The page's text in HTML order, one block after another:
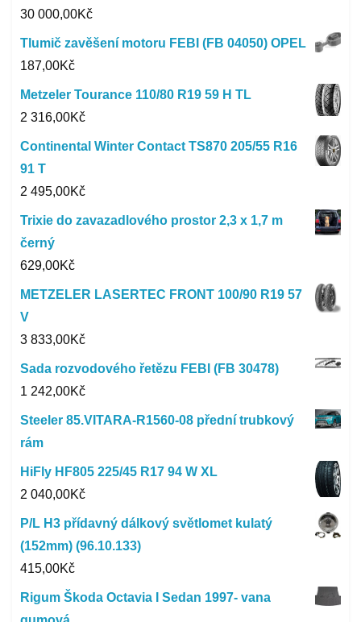
30 000,00Kč
Tlumič zavěšení motoru FEBI (FB 04050) OPEL
187,00Kč
Metzeler Tourance 110/80 R19 59 H TL
2 316,00Kč
Continental Winter Contact TS870 205/55 R16
91 T
2 495,00Kč
Trixie do zavazadlového prostor 2,3 x 1,7 m
černý
629,00Kč
METZELER LASERTEC FRONT 100/90 R19 57
V
3 833,00Kč
Sada rozvodového řetězu FEBI (FB 30478)
1 242,00Kč
Steeler 85.VITARA-R1560-08 přední trubkový
rám
HiFly HF805 225/45 R17 94 W XL
2 040,00Kč
P/L H3 přídavný dálkový světlomet kulatý
(152mm) (96.10.133)
415,00Kč
Rigum Škoda Octavia I Sedan 1997- vana